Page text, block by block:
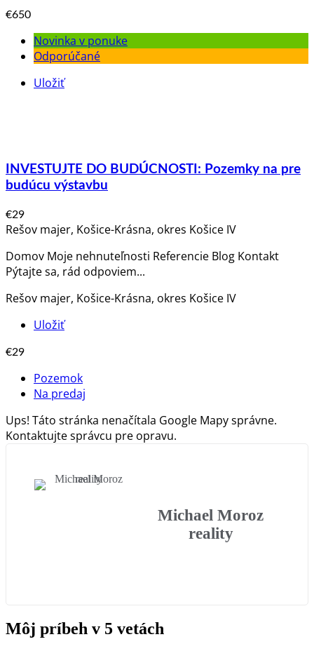
€650
Novinka v ponuke
Odporúčané
Uložiť
INVESTUJTE DO BUDÚCNOSTI: Pozemky na pre
budúcu výstavbu
€29
Rešov majer, Košice-Krásna, okres Košice IV
Domov Moje nehnuteľnosti Referencie Blog Kontakt
Pýtajte sa, rád odpoviem​...
Rešov majer, Košice-Krásna, okres Košice IV
Uložiť
€29
Pozemok
Na predaj
Ups! Táto stránka nenačítala Google Mapy správne.
Kontaktujte správcu pre opravu.
Michael Moroz
reality
Môj príbeh v 5 vetách